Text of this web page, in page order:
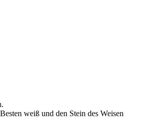
weiß und den Stein des Weisen